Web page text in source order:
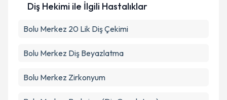
Diş Hekimi ile İlgili Hastalıklar
Bolu Merkez 20 Lik Diş Çekimi
Bolu Merkez Diş Beyazlatma
Bolu Merkez Zirkonyum